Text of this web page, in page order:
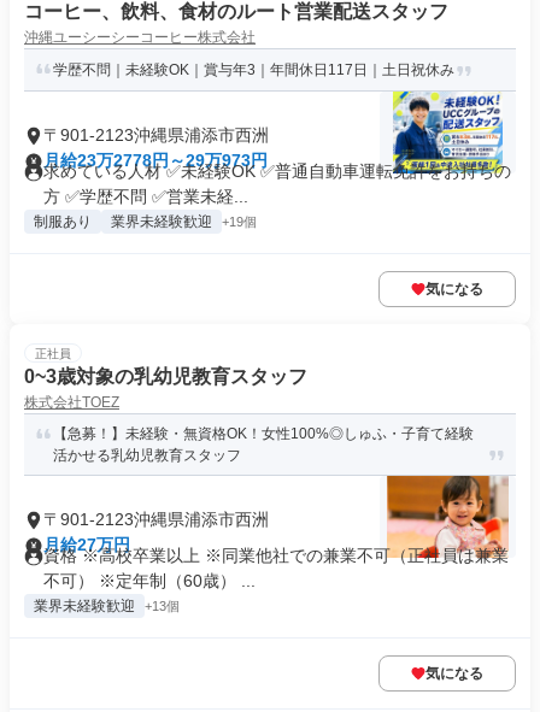
コーヒー、飲料、食材のルート営業配送スタッフ
沖縄ユーシーシーコーヒー株式会社
学歴不問｜未経験OK｜賞与年3｜年間休日117日｜土日祝休み
〒901-2123沖縄県浦添市西洲
月給23万2778円～29万973円
求めている人材 ✅未経験OK ✅普通自動車運転免許をお持ちの
方 ✅学歴不問 ✅営業未経...
制服あり 業界未経験歓迎 +19個
気になる
正社員
0~3歳対象の乳幼児教育スタッフ
株式会社TOEZ
【急募！】未経験・無資格OK！女性100%◎しゅふ・子育て経験
活かせる乳幼児教育スタッフ
〒901-2123沖縄県浦添市西洲
月給27万円
資格 ※高校卒業以上 ※同業他社での兼業不可（正社員は兼業
不可） ※定年制（60歳） ...
業界未経験歓迎 +13個
気になる